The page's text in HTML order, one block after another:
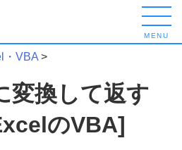
MENU
・VBA>
変換して返す
のVBA]